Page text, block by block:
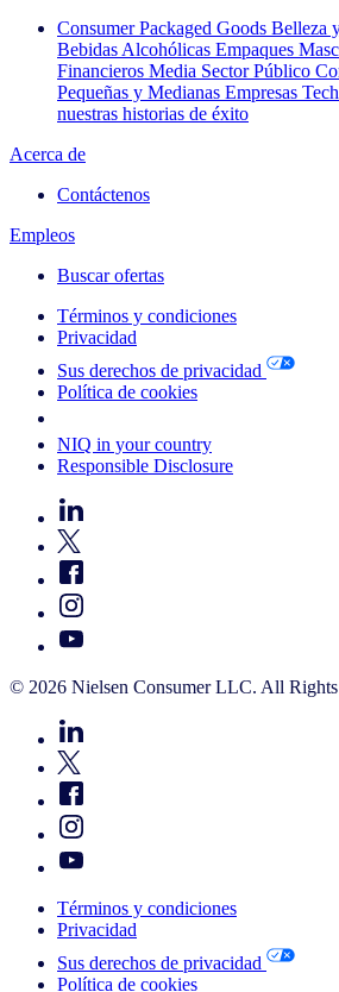
Consumer Packaged Goods Belleza
Bebidas Alcohólicas Empaques
Financieros Media Sector Público
Pequeñas y Medianas Empresas
nuestras historias de éxito
Acerca de
Contáctenos
Empleos
Buscar ofertas
Términos y condiciones
Privacidad
Sus derechos de privacidad
Política de cookies
NIQ in your country
Responsible Disclosure
© 2026 Nielsen Consumer LLC. All Rights
Términos y condiciones
Privacidad
Sus derechos de privacidad
Política de cookies